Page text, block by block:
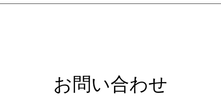
お問い合わせ